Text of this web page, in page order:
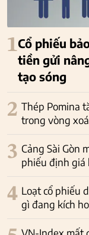
1Cổ phiếu
tiền gửi
tạo sóng
2 Thép Pomina
trong vòng
3 Cảng Sài Gòn
phiếu định giá
4 Loạt cổ phiếu
gì đang kích